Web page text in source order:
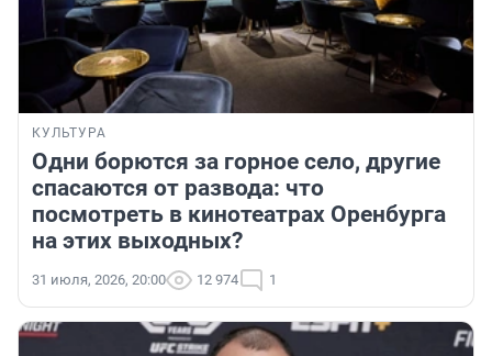
КУЛЬТУРА
Одни борются за горное село, другие
спасаются от развода: что
посмотреть в кинотеатрах Оренбурга
на этих выходных?
31 июля, 2026, 20:00 12 974 1